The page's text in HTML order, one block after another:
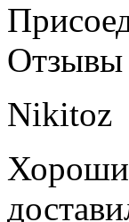
Отзывы
Nikitoz